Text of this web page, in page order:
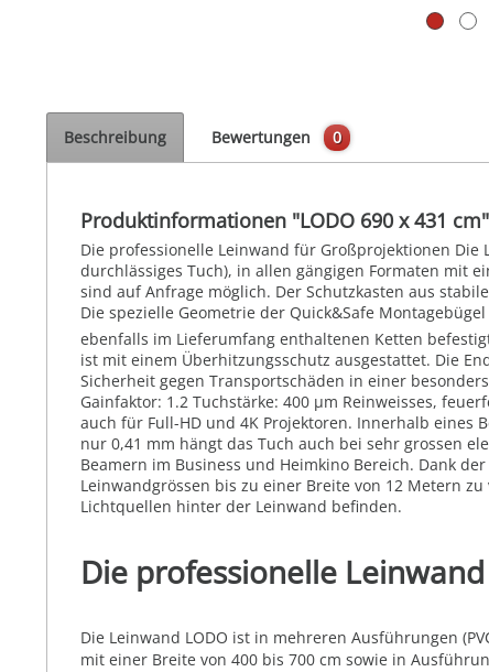
Beschreibung Bewertungen 0
Produktinformationen "LODO 690 x 431 cm"
Die professionelle Leinwand für Großprojektionen Die
durchlässiges Tuch), in allen gängigen Formaten mit
sind auf Anfrage möglich. Der Schutzkasten aus
Die spezielle Geometrie der Quick&Safe
ebenfalls im Lieferumfang enthaltenen Ketten
ist mit einem Überhitzungsschutz ausgestattet. Die
Sicherheit gegen Transportschäden in einer
Gainfaktor: 1.2 Tuchstärke: 400 µm Reinweisses,
auch für Full-HD und 4K Projektoren. Innerhalb eines
nur 0,41 mm hängt das Tuch auch bei sehr grossen
Beamern im Business und Heimkino Bereich. Dank
Leinwandgrössen bis zu einer Breite von 12 Metern
Lichtquellen hinter der Leinwand befinden.
Die professionelle
Die Leinwand LODO ist in mehreren Ausführungen
mit einer Breite von 400 bis 700 cm sowie in